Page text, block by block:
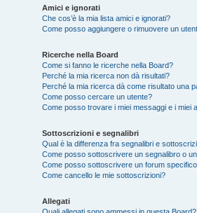
Amici e ignorati
Che cos’è la mia lista amici e ignorati?
Come posso aggiungere o rimuovere un
Ricerche nella Board
Come si fanno le ricerche nella Board?
Perché la mia ricerca non dà risultati?
Perché la mia ricerca dà come risultato una
Come posso cercare un utente?
Come posso trovare i miei messaggi e i miei
Sottoscrizioni e segnalibri
Qual è la differenza fra segnalibri e
Come posso sottoscrivere un segnalibro o
Come posso sottoscrivere un forum
Come cancello le mie sottoscrizioni?
Allegati